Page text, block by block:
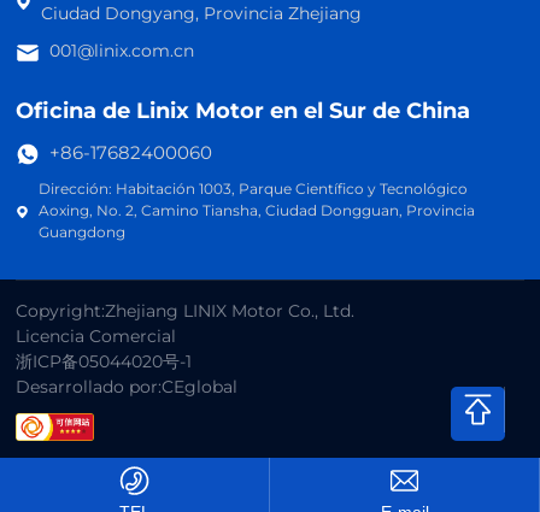
Ciudad Dongyang, Provincia Zhejiang
001@linix.com.cn
Oficina de Linix Motor en el Sur de China
+86-17682400060
Dirección: Habitación 1003, Parque Científico y Tecnológico
Aoxing, No. 2, Camino Tiansha, Ciudad Dongguan, Provincia
Guangdong
Copyright:Zhejiang LINIX Motor Co., Ltd.
Licencia Comercial
浙ICP备05044020号-1
Desarrollado por:CEglobal